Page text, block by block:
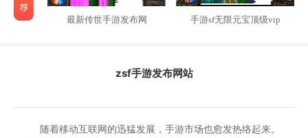
最新传世手游发布网 手游sf无限元宝顶级vip
zsf手游发布网站
随着移动互联网的迅猛发展，手游市场也愈发热络起来。